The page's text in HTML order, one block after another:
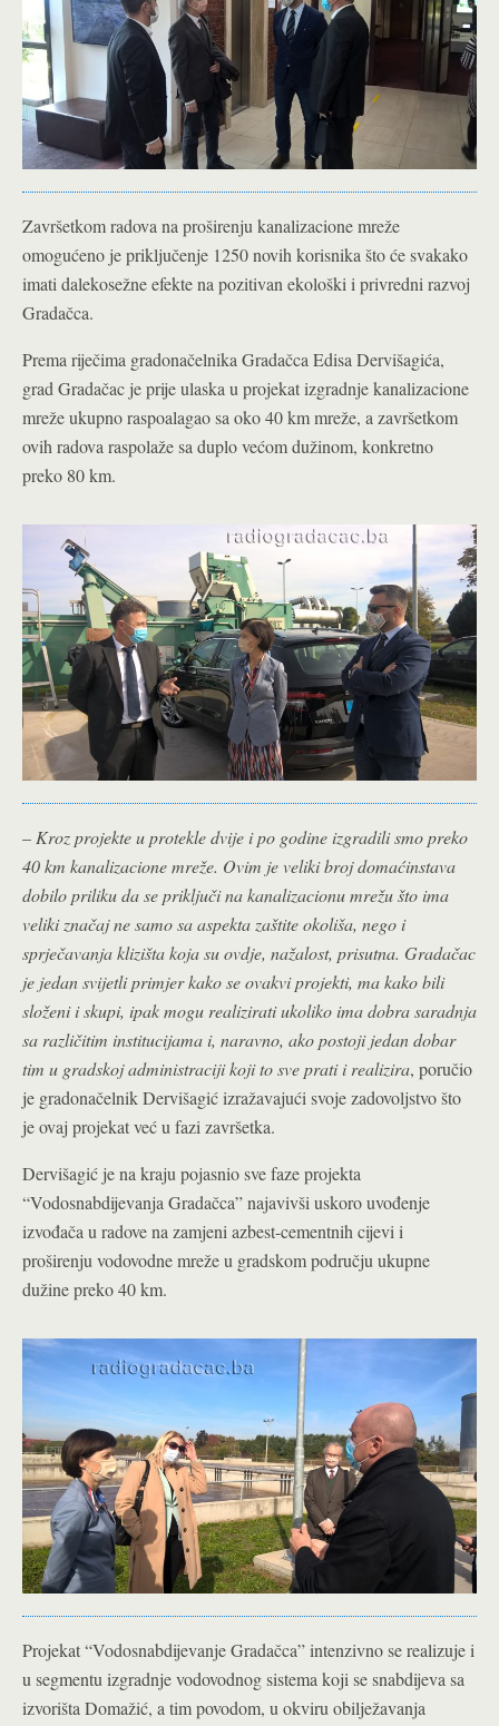
Završetkom radova na proširenju kanalizacione mreže
omogućeno je priključenje 1250 novih korisnika što će svakako
imati dalekosežne efekte na pozitivan ekološki i privredni razvoj
Gradačca.
Prema riječima gradonačelnika Gradačca Edisa Dervišagića,
grad Gradačac je prije ulaska u projekat izgradnje kanalizacione
mreže ukupno raspoalagao sa oko 40 km mreže, a završetkom
ovih radova raspolaže sa duplo većom dužinom, konkretno
preko 80 km.
– Kroz projekte u protekle dvije i po godine izgradili smo preko
40 km kanalizacione mreže. Ovim je veliki broj domaćinstava
dobilo priliku da se priključi na kanalizacionu mrežu što ima
veliki značaj ne samo sa aspekta zaštite okoliša, nego i
sprječavanja klizišta koja su ovdje, nažalost, prisutna. Gradačac
je jedan svijetli primjer kako se ovakvi projekti, ma kako bili
složeni i skupi, ipak mogu realizirati ukoliko ima dobra saradnja
sa različitim institucijama i, naravno, ako postoji jedan dobar
tim u gradskoj administraciji koji to sve prati i realizira, poručio
je gradonačelnik Dervišagić izražavajući svoje zadovoljstvo što
je ovaj projekat već u fazi završetka.
Dervišagić je na kraju pojasnio sve faze projekta
“Vodosnabdijevanja Gradačca” najavivši uskoro uvođenje
izvođača u radove na zamjeni azbest-cementnih cijevi i
proširenju vodovodne mreže u gradskom području ukupne
dužine preko 40 km.
Projekat “Vodosnabdijevanje Gradačca” intenzivno se realizuje i
u segmentu izgradnje vodovodnog sistema koji se snabdijeva sa
izvorišta Domažić, a tim povodom, u okviru obilježavanja